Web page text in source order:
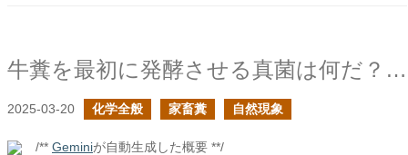
牛糞を最初に発酵させる真菌は何だ？の続き
2025-03-20 化学全般 家畜糞 自然現象
/** Geminiが自動生成した概要 **/